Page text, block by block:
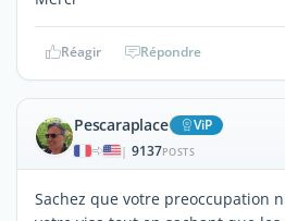
Réagir Répondre
Pescaraplace ViP
| 9137POSTS
Sachez que votre preoccupation